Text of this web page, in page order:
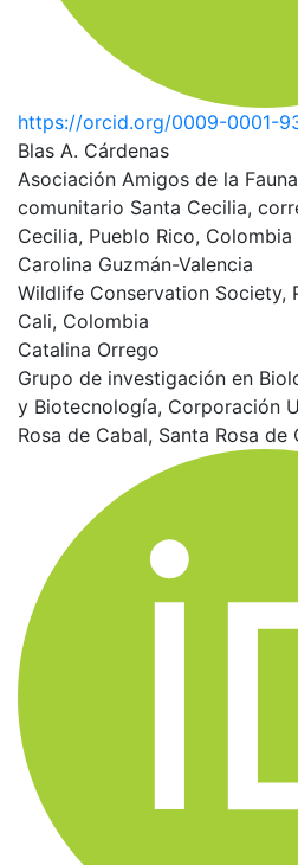
https://orcid.org/0009-0001-
Blas A. Cárdenas
Asociación Amigos de la
comunitario Santa Cecilia,
Cecilia, Pueblo Rico, Colombia
Carolina Guzmán-Valencia
Wildlife Conservation Society,
Cali, Colombia
Catalina Orrego
Grupo de investigación en
y Biotecnología, Corporación
Rosa de Cabal, Santa Rosa de